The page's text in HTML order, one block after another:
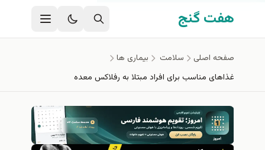
رفتن به محتوای اصلی
هفت گنج
صفحه اصلی سلامت
بیماری ها
غذاهای مناسب برای افراد مبتلا به رفلاکس معده